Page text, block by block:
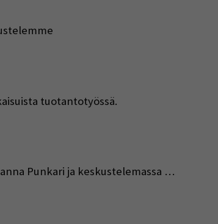
tuotantotyössä.
Punkari ja keskustelemassa …